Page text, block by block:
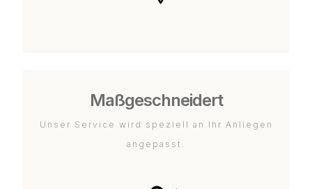
Maßgeschneidert
Unser Service wird speziell an Ihr Anliegen
angepasst.